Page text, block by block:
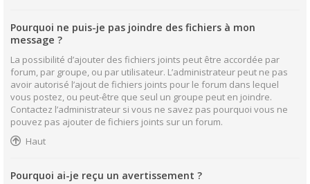
Pourquoi ne puis-je pas joindre des fichiers à mon
message ?
La possibilité d’ajouter des fichiers joints peut être accordée par
forum, par groupe, ou par utilisateur. L’administrateur peut ne pas
avoir autorisé l’ajout de fichiers joints pour le forum dans lequel
vous postez, ou peut-être que seul un groupe peut en joindre.
Contactez l’administrateur si vous ne savez pas pourquoi vous ne
pouvez pas ajouter de fichiers joints sur un forum.
Haut
Pourquoi ai-je reçu un avertissement ?